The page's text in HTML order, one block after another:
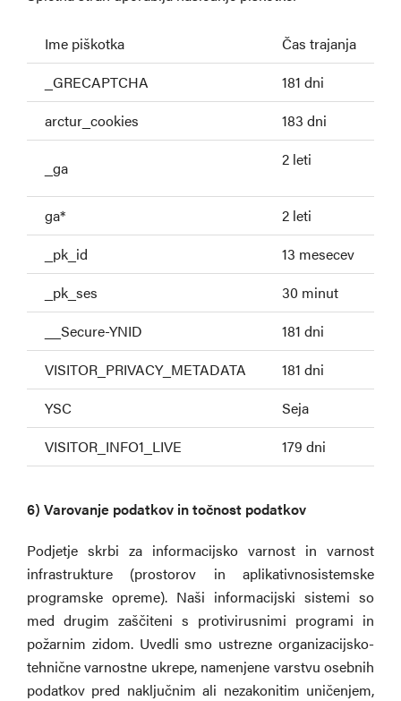
Ime piškotka Čas trajanja
_GRECAPTCHA
181 dni
arctur_cookies
183 dni
_ga 2 leti
ga* 2 leti
_pk_id
13 mesecev
_pk_ses
30 minut
__Secure-YNID
181 dni
VISITOR_PRIVACY_METADATA
181 dni
YSC
Seja
VISITOR_INFO1_LIVE
179 dni
6) Varovanje podatkov in točnost podatkov
Podjetje skrbi za informacijsko varnost in varnost
infrastrukture (prostorov in aplikativnosistemske
programske opreme). Naši informacijski sistemi so
med drugim zaščiteni s protivirusnimi programi in
požarnim zidom. Uvedli smo ustrezne organizacijsko-
tehnične varnostne ukrepe, namenjene varstvu osebnih
podatkov pred naključnim ali nezakonitim uničenjem,